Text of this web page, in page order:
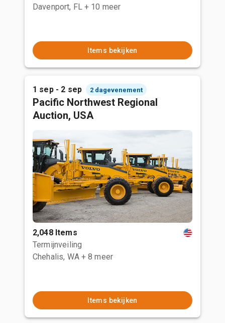
Davenport, FL + 10 meer
Items bekijken
1 sep - 2 sep 2 dagevenement
Pacific Northwest Regional
Auction, USA
2,048 Items
Termijnveiling
Chehalis, WA + 8 meer
Items bekijken